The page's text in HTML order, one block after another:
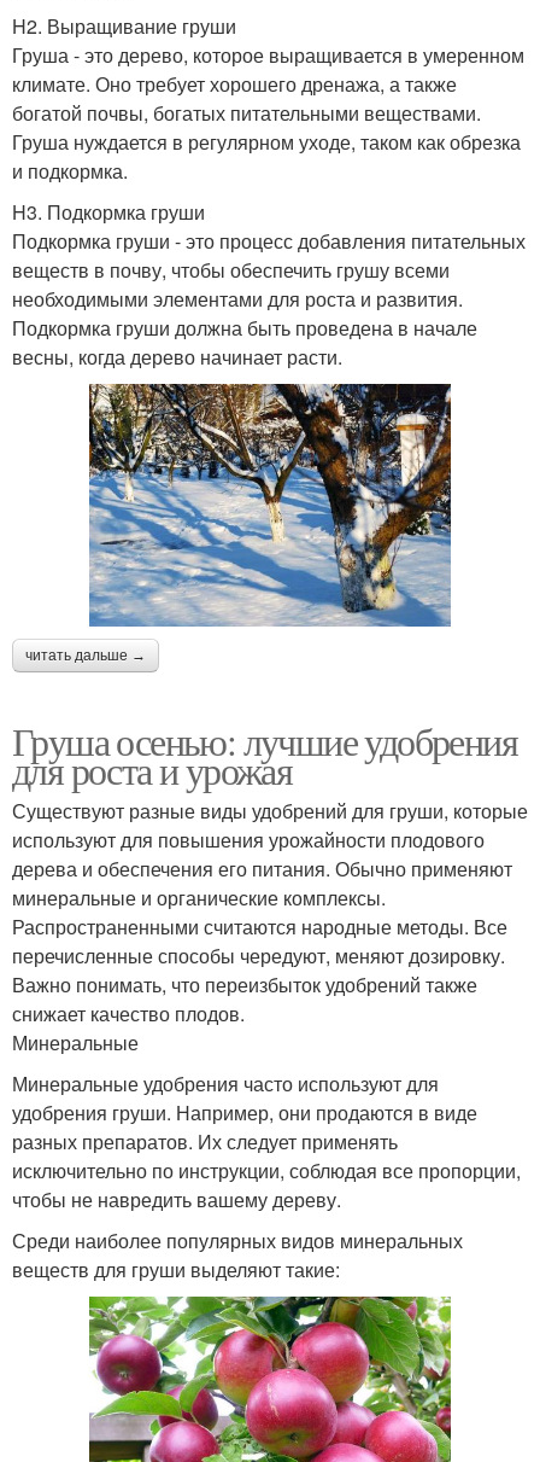
H2. Выращивание груши
Груша - это дерево, которое выращивается в умеренном
климате. Оно требует хорошего дренажа, а также
богатой почвы, богатых питательными веществами.
Груша нуждается в регулярном уходе, таком как обрезка
и подкормка.
H3. Подкормка груши
Подкормка груши - это процесс добавления питательных
веществ в почву, чтобы обеспечить грушу всеми
необходимыми элементами для роста и развития.
Подкормка груши должна быть проведена в начале
весны, когда дерево начинает расти.
читать дальше →
Груша осенью: лучшие удобрения
для роста и урожая
Существуют разные виды удобрений для груши, которые
используют для повышения урожайности плодового
дерева и обеспечения его питания. Обычно применяют
минеральные и органические комплексы.
Распространенными считаются народные методы. Все
перечисленные способы чередуют, меняют дозировку.
Важно понимать, что переизбыток удобрений также
снижает качество плодов.
Минеральные
Минеральные удобрения часто используют для
удобрения груши. Например, они продаются в виде
разных препаратов. Их следует применять
исключительно по инструкции, соблюдая все пропорции,
чтобы не навредить вашему дереву.
Среди наиболее популярных видов минеральных
веществ для груши выделяют такие: